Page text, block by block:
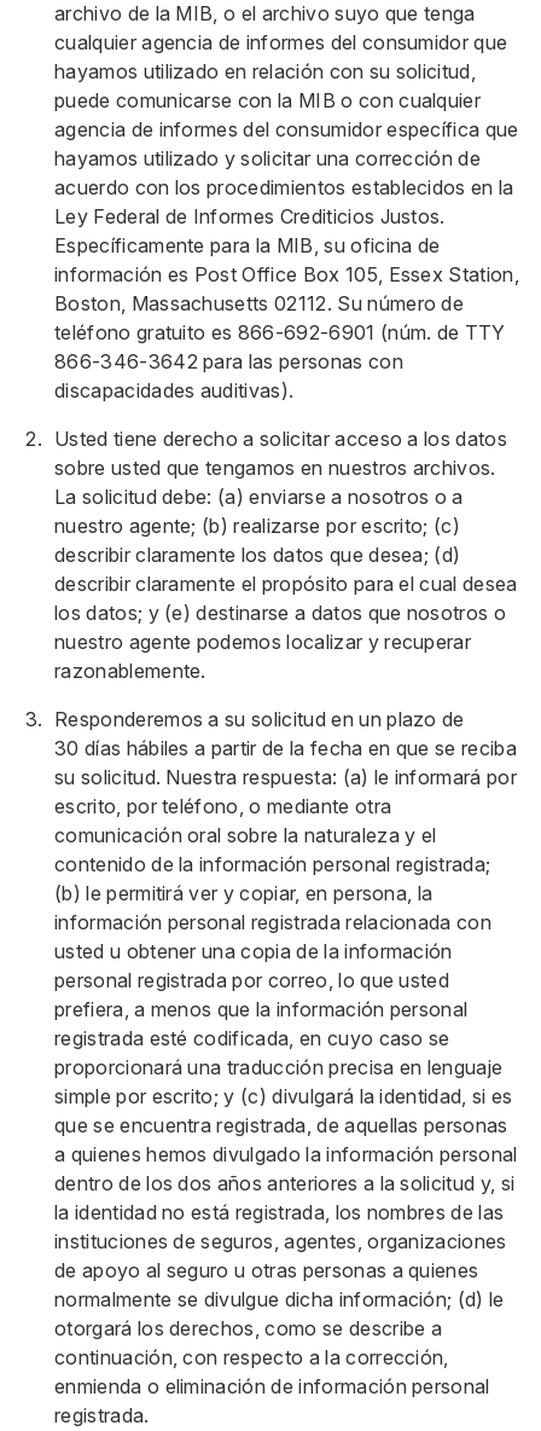
archivo de la MIB, o el archivo suyo que tenga
cualquier agencia de informes del consumidor que
hayamos utilizado en relación con su solicitud,
puede comunicarse con la MIB o con cualquier
agencia de informes del consumidor específica que
hayamos utilizado y solicitar una corrección de
acuerdo con los procedimientos establecidos en la
Ley Federal de Informes Crediticios Justos.
Específicamente para la MIB, su oficina de
información es Post Office Box 105, Essex Station,
Boston, Massachusetts 02112. Su número de
teléfono gratuito es 866-692-6901 (núm. de TTY
866-346-3642 para las personas con
discapacidades auditivas).
Usted tiene derecho a solicitar acceso a los datos
sobre usted que tengamos en nuestros archivos.
La solicitud debe: (a) enviarse a nosotros o a
nuestro agente; (b) realizarse por escrito; (c)
describir claramente los datos que desea; (d)
describir claramente el propósito para el cual desea
los datos; y (e) destinarse a datos que nosotros o
nuestro agente podemos localizar y recuperar
razonablemente.
Responderemos a su solicitud en un plazo de
30 días hábiles a partir de la fecha en que se reciba
su solicitud. Nuestra respuesta: (a) le informará por
escrito, por teléfono, o mediante otra
comunicación oral sobre la naturaleza y el
contenido de la información personal registrada;
(b) le permitirá ver y copiar, en persona, la
información personal registrada relacionada con
usted u obtener una copia de la información
personal registrada por correo, lo que usted
prefiera, a menos que la información personal
registrada esté codificada, en cuyo caso se
proporcionará una traducción precisa en lenguaje
simple por escrito; y (c) divulgará la identidad, si es
que se encuentra registrada, de aquellas personas
a quienes hemos divulgado la información personal
dentro de los dos años anteriores a la solicitud y, si
la identidad no está registrada, los nombres de las
instituciones de seguros, agentes, organizaciones
de apoyo al seguro u otras personas a quienes
normalmente se divulgue dicha información; (d) le
otorgará los derechos, como se describe a
continuación, con respecto a la corrección,
enmienda o eliminación de información personal
registrada.